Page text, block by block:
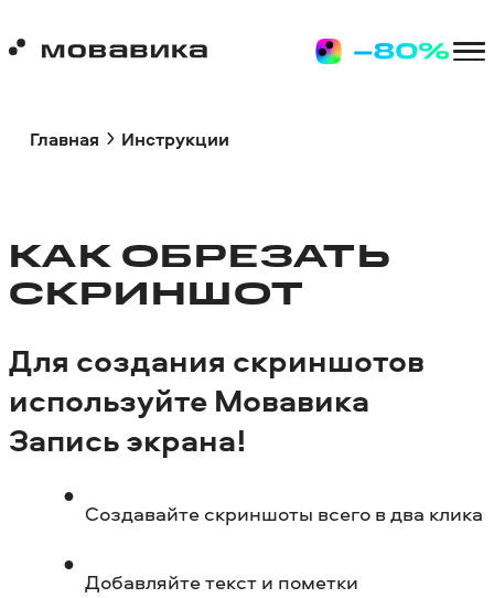
Главная Инструкции
КАК ОБРЕЗАТЬ
СКРИНШОТ
Для создания скриншотов
используйте Мовавика
Запись экрана!
Создавайте скриншоты всего в два клика
Добавляйте текст и пометки